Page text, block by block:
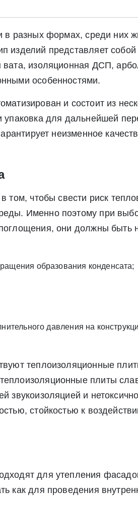
в разных формах, среди
изделий представляет
изоляционная ДСП,
особенностями.
и состоит из
для дальнейшей
неизменное
том, чтобы свести риск
Именно поэтому при
они должны
образования конденсата;
давления на
теплоизоляционные
плиты
звукоизоляцией и
стойкостью к
для утепления
как для проведения
Заявка на
даете согласие на обработку своих
данных», а также
на обработку своих